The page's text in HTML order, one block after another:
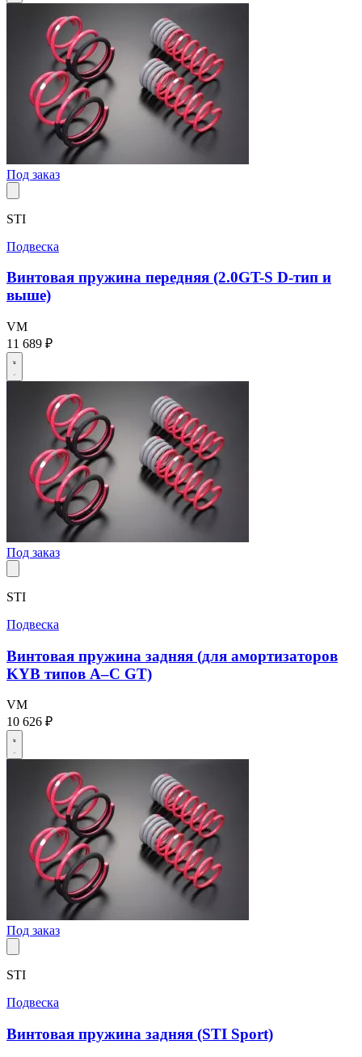
Под заказ
STI
Подвеска
Винтовая пружина передняя (2.0GT-S D-тип и
выше)
VM
11 689 ₽
Под заказ
STI
Подвеска
Винтовая пружина задняя (для амортизаторов
KYB типов A–C GT)
VM
10 626 ₽
Под заказ
STI
Подвеска
Винтовая пружина задняя (STI Sport)